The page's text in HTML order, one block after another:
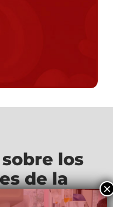
los
de la